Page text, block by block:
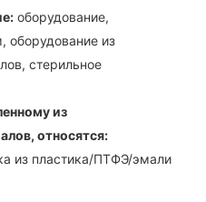
оборудование,
оборудование из
стерильное
из
относятся:
из пластика/ПТФЭ/эмали